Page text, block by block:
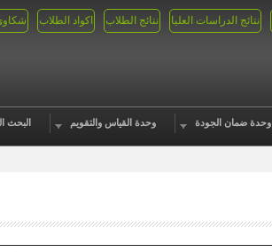
اكواد الطلاب نتائج الطلاب نتائج الدراسات العليا
وحدة ضمان الجودة وحدة القياس والتقويم البحث